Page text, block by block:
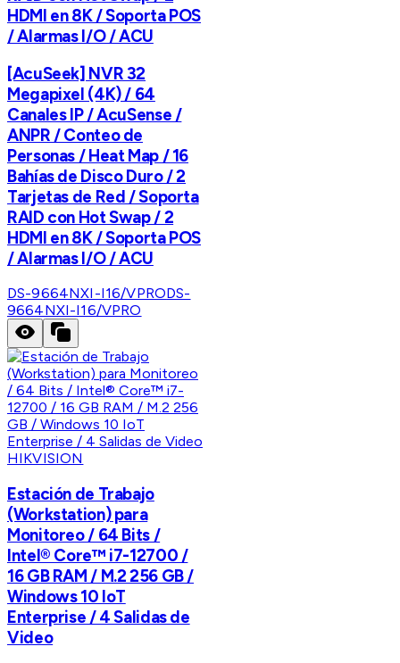
HDMI en 8K / Soporta POS
/ Alarmas I/O / ACU
[AcuSeek] NVR 32
Megapixel (4K) / 64
Canales IP / AcuSense /
ANPR / Conteo de
Personas / Heat Map / 16
Bahías de Disco Duro / 2
Tarjetas de Red / Soporta
RAID con Hot Swap / 2
HDMI en 8K / Soporta POS
/ Alarmas I/O / ACU
DS-9664NXI-I16/VPRODS-
9664NXI-I16/VPRO
HIKVISION
Estación de Trabajo
(Workstation) para
Monitoreo / 64 Bits /
Intel® Core™ i7-12700 /
16 GB RAM / M.2 256 GB /
Windows 10 IoT
Enterprise / 4 Salidas de
Video